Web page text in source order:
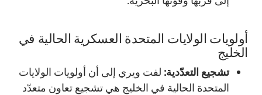
أولويات الولايات المتحدة العسكرية الحالية في
الخليج
تشجيع التعدّدية: لفت ويري إلى أن أولويات الولايات
المتحدة الحالية في الخليج هي تشجيع تعاون متعدّد